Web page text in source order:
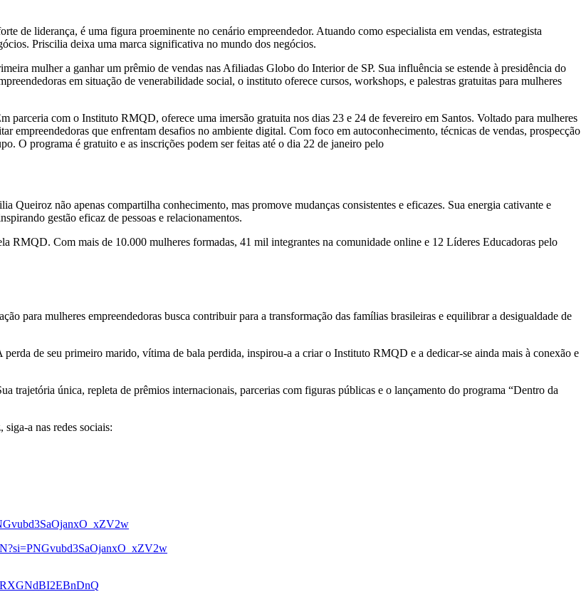
de liderança, é uma figura proeminente no cenário empreendedor. Atuando como especialista em vendas, estrategista
Priscilia deixa uma marca significativa no mundo dos negócios.
mulher a ganhar um prêmio de vendas nas Afiliadas Globo do Interior de SP. Sua influência se estende à presidência do
em situação de venerabilidade social, o instituto oferece cursos, workshops, e palestras gratuitas para mulheres
com o Instituto RMQD, oferece uma imersão gratuita nos dias 23 e 24 de fevereiro em Santos. Voltado para mulheres
empreendedoras que enfrentam desafios no ambiente digital. Com foco em autoconhecimento, técnicas de vendas, prospecção
O programa é gratuito e as inscrições podem ser feitas até o dia 22 de janeiro pelo
Queiroz não apenas compartilha conhecimento, mas promove mudanças consistentes e eficazes. Sua energia cativante e
gestão eficaz de pessoas e relacionamentos.
RMQD. Com mais de 10.000 mulheres formadas, 41 mil integrantes na comunidade online e 12 Líderes Educadoras pelo
para mulheres empreendedoras busca contribuir para a transformação das famílias brasileiras e equilibrar a desigualdade de
de seu primeiro marido, vítima de bala perdida, inspirou-a a criar o Instituto RMQD e a dedicar-se ainda mais à conexão e
trajetória única, repleta de prêmios internacionais, parcerias com figuras públicas e o lançamento do programa “Dentro da
a nas redes sociais: